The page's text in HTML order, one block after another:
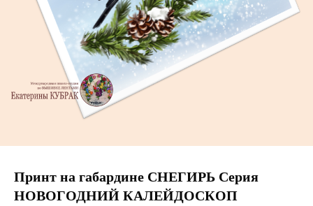
Принт на габардине СНЕГИРЬ Серия
НОВОГОДНИЙ КАЛЕЙДОСКОП